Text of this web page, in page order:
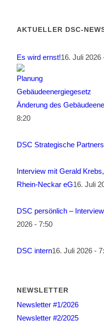
AKTUELLER DSC-
Es wird ernst!16. Juli 2026
Änderung des
8:20
DSC Strategische
Interview mit Gerald
Rhein-Neckar eG16. Juli
DSC persönlich –
2026 - 7:50
DSC intern16. Juli 2026 -
NEWSLETTER
Newsletter #1/2026
Newsletter #2/2025